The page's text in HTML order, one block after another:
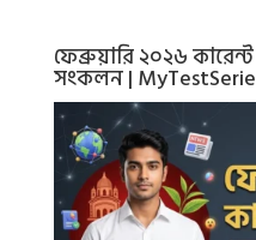
ফেব্রুয়ারি ২০২৬
সংকলন |